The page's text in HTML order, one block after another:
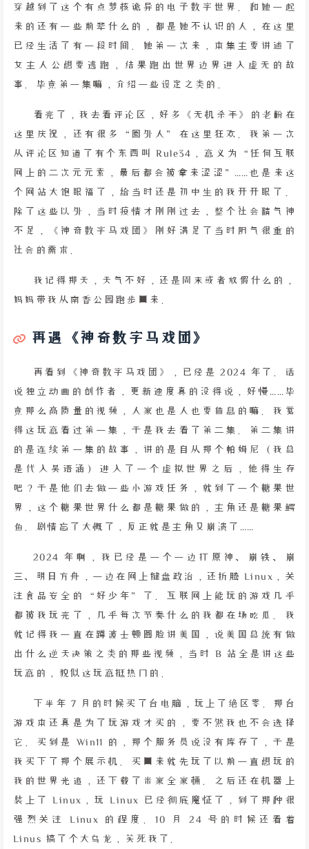
穿越到了这个有点梦核诡异的电子数字世界。和她一起
来的还有一些前辈什么的，都是她不认识的人，在这里
已经生活了有一段时间。她第一次来，本集主要讲述了
女主人公想要逃跑，结果跑出世界边界进入虚无的故
事。毕竟第一集嘛，介绍一些设定之类的。
看完了，我去看评论区，好多《无机杀手》的老粉在
这里庆祝，还有很多“圈外人”在这里狂欢。我第一次
从评论区知道了有个东西叫 Rule34，意义为“任何互联
网上的二次元元素，最后都会被拿来涩涩”……也是来这
个网站大饱眼福了，给当时还是初中生的我开开眼了。
除了这些以外，当时疫情才刚刚过去，整个社会精气神
不足，《神奇数字马戏团》刚好满足了当时阴气很重的
社会的需求。
我记得那天，天气不好，还是周末或者放假什么的，
妈妈带我从南香公园跑步回来。
再遇《神奇数字马戏团》
再看到《神奇数字马戏团》，已经是 2024 年了。话
说独立动画的创作者，更新速度真的没得说，好慢……毕
竟那么高质量的视频，人家也是人也要休息的嘛。我觉
得这玩意看过第一集，于是我去看了第二集。第二集讲
的是连续第一集的故事，讲的是自从那个帕姆尼（我总
是代入吴语涵）进入了一个虚拟世界之后，他得生存
吧？于是他们去做一些小游戏任务，就到了一个糖果世
界，这个糖果世界什么都是糖果做的，主角还是糖果鳄
鱼。剧情忘了大概了，反正就是主角又崩溃了……
2024 年啊，我已经是一个一边打原神、崩铁、崩
三、明日方舟，一边在网上键盘政治，还折腾 Linux，关
注食品安全的“好少年”了。互联网上能玩的游戏几乎
都被我玩完了，几乎每次节奏什么的我都在场吃瓜。我
就记得我一直在蹲波士顿圆脸讲美国，说美国总统有做
出什么逆天决策之类的那些视频，当时 B 站全是讲这些
玩意的，貌似这玩意挺热门的。
下半年 7 月的时候买了台电脑，玩上了绝区零。那台
游戏本还真是为了玩游戏才买的，要不然我也不会选择
它。买到是 Win11 的，那个服务员说没有库存了，于是
我买下了那个展示机。买回来就先玩了以前一直想玩的
我的世界光追，还下载了米家全家桶。之后还在机器上
装上了 Linux，玩 Linux 已经彻底魔怔了，到了那种很
强烈关注 Linux 的程度。10 月 24 号的时候还看着
Linus 搞了个大乌龙，笑死我了。